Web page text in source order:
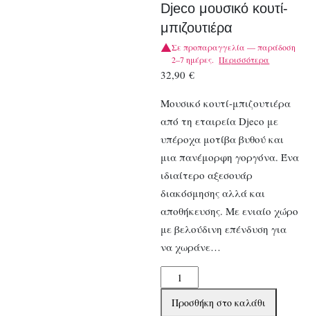
Djeco μουσικό κουτί-
μπιζουτιέρα
Σε προπαραγγελία — παράδοση
2–7 ημέρες. Περισσότερα
32,90€
Μουσικό κουτί-μπιζουτιέρα
από τη εταιρεία Djeco με
υπέροχα μοτίβα βυθού και
μια πανέμορφη γοργόνα. Ένα
ιδιαίτερο αξεσουάρ
διακόσμησης αλλά και
αποθήκευσης. Με ενιαίο χώρο
με βελούδινη επένδυση για
να χωράνε…
Djeco
μουσικό
κουτί-
Προσθήκη στο καλάθι